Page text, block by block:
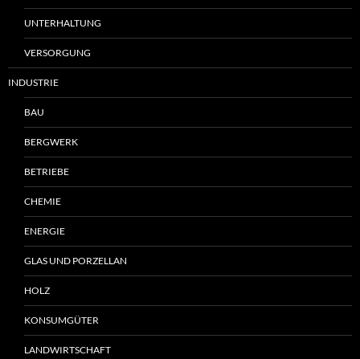
UNTERHALTUNG
VERSORGUNG
INDUSTRIE
BAU
BERGWERK
BETRIEBE
CHEMIE
ENERGIE
GLAS UND PORZELLAN
HOLZ
KONSUMGÜTER
LANDWIRTSCHAFT